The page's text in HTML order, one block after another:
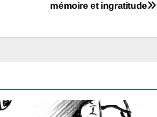
mémoire et ingratitude